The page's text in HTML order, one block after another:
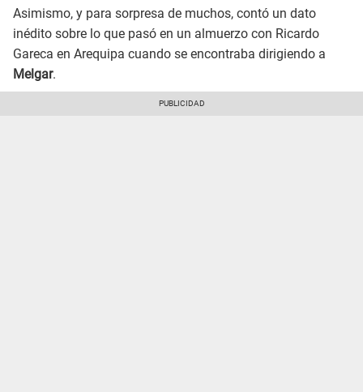
Asimismo, y para sorpresa de muchos, contó un dato
inédito sobre lo que pasó en un almuerzo con Ricardo
Gareca en Arequipa cuando se encontraba dirigiendo a
Melgar.